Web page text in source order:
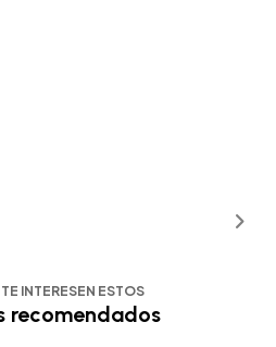
INTERESEN ESTOS
recomendados